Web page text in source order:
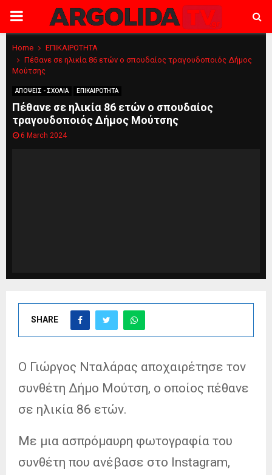
PRIMARY
MENU
Home
ΕΠΙΚΑΙΡΟΤΗΤΑ
Πέθανε σε ηλικία 86 ετών ο σπουδαίος τραγουδοποιός Δήμος
Μούτσης
ΑΠΟΨΕΙΣ - ΣΧΟΛΙΑ ΕΠΙΚΑΙΡΟΤΗΤΑ
Πέθανε σε ηλικία 86 ετών ο σπουδαίος
τραγουδοποιός Δήμος Μούτσης
6 March 2024
SHARE
Ο Γιώργος Νταλάρας αποχαιρέτησε τον
συνθέτη Δήμο Μούτση, ο οποίος πέθανε
σε ηλικία 86 ετών.
Με μια ασπρόμαυρη φωτογραφία του
συνθέτη που ανέβασε στο Instagram,